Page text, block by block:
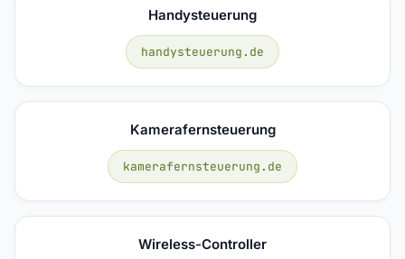
Handysteuerung
handysteuerung.de
Kamerafernsteuerung
kamerafernsteuerung.de
Wireless-Controller